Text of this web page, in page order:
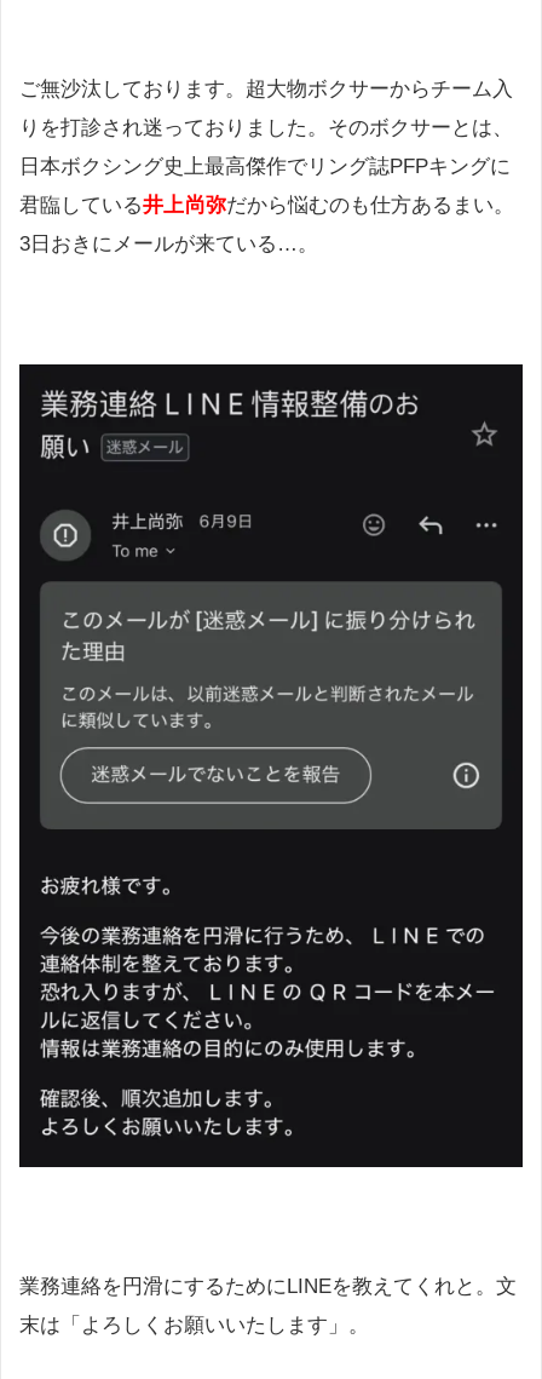
ご無沙汰しております。超大物ボクサーからチーム入
りを打診され迷っておりました。そのボクサーとは、
日本ボクシング史上最高傑作でリング誌PFPキングに
君臨している井上尚弥だから悩むのも仕方あるまい。
3日おきにメールが来ている…。
業務連絡を円滑にするためにLINEを教えてくれと。文
末は「よろしくお願いいたします」。